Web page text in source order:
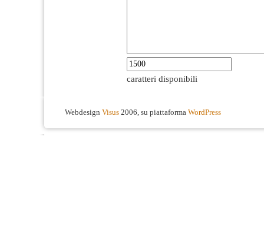
caratteri disponibili
Webdesign Visus 2006, su piattaforma WordPress